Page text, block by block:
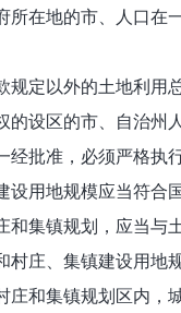
在地的市、人口在一
定以外的土地利用总
的设区的市、自治州
批准，必须严格执
地规模应当符合国
集镇规划，应当与土
村庄、集镇建设用地
和集镇规划区内，